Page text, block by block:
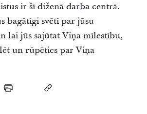
ir šī diženā darba centrā.
bagātīgi svētī par jūsu
lai jūs sajūtat Viņa mīlestību,
un rūpēties par Viņa